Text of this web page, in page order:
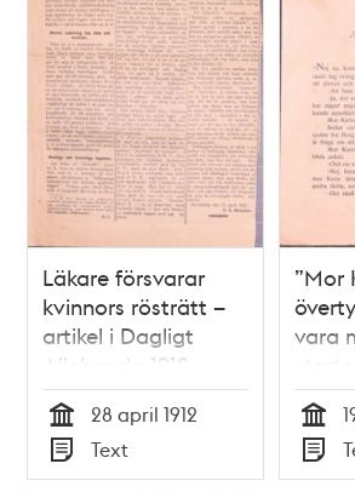
Läkare försvarar
kvinnors rösträtt –
artikel i Dagligt
Allehanda 1912
Tid
28 april 1912
Typ
Text
”Mor
vara
1909
Tid
Typ